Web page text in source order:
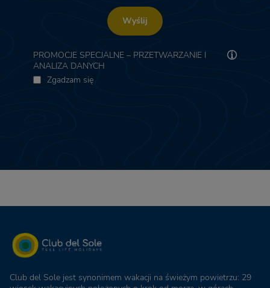
Wyślij
PROMOCJE SPECJALNE – PRZETWARZANIE I
ANALIZA DANYCH
Zgadzam się
Club del Sole jest synonimem wakacji na świeżym powietrzu: 29